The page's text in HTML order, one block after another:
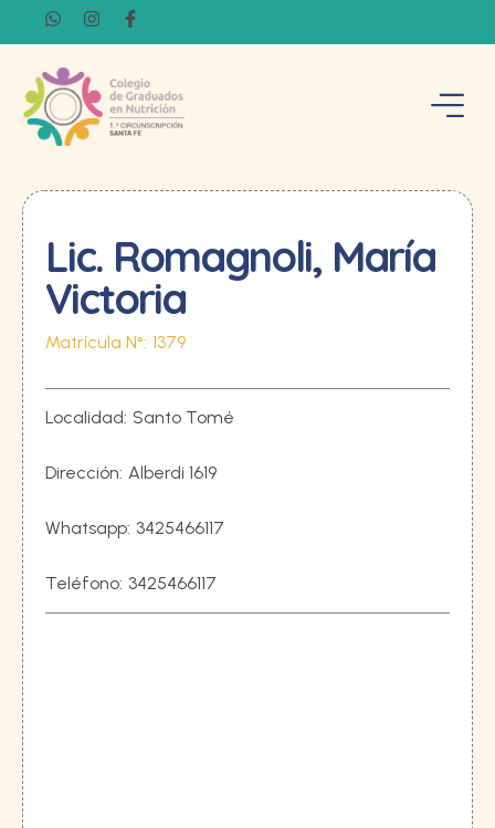
Lic. Romagnoli, María
Victoria
Matrícula N°: 1379
Localidad: Santo Tomé
Dirección: Alberdi 1619
Whatsapp: 3425466117
Teléfono: 3425466117